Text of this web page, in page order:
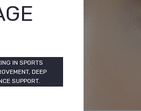
IN SPORTS
DEEP
SUPPORT.